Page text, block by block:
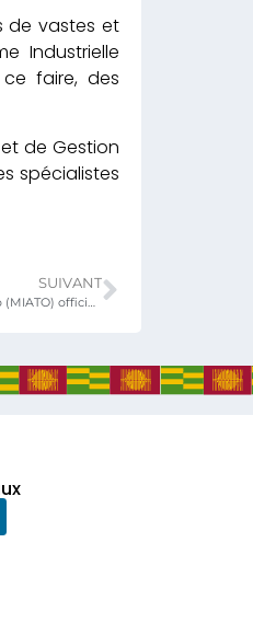
de vastes et
Industrielle
faire, des
de Gestion
spécialistes
SUIVANT
La 3e édition du Marché international de l’artisanat du Togo (MIATO) officiellement lancée à Lomé